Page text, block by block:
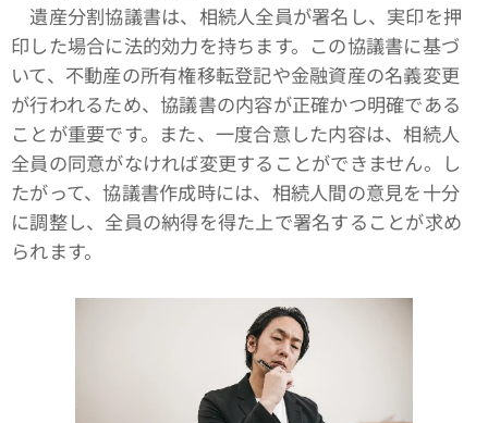
遺産分割協議書は、相続人全員が署名し、実印を押
印した場合に法的効力を持ちます。この協議書に基づ
いて、不動産の所有権移転登記や金融資産の名義変更
が行われるため、協議書の内容が正確かつ明確である
ことが重要です。また、一度合意した内容は、相続人
全員の同意がなければ変更することができません。し
たがって、協議書作成時には、相続人間の意見を十分
に調整し、全員の納得を得た上で署名することが求め
られます。